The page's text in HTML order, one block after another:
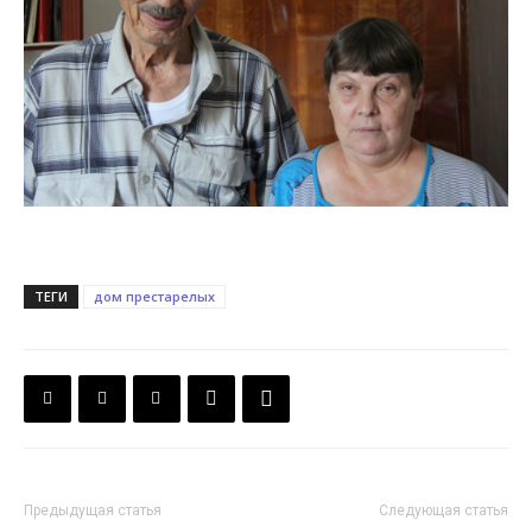
ТЕГИ дом престарелых
Предыдущая статья Следующая статья